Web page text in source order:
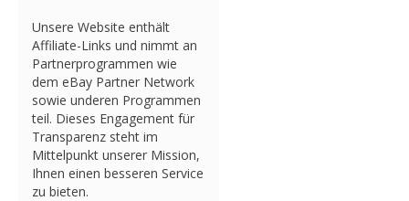
Unsere Website enthält
Affiliate-Links und nimmt an
Partnerprogrammen wie
dem eBay Partner Network
sowie underen Programmen
teil. Dieses Engagement für
Transparenz steht im
Mittelpunkt unserer Mission,
Ihnen einen besseren Service
zu bieten.